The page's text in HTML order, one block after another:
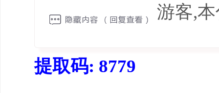
游客,
提取码: 8779